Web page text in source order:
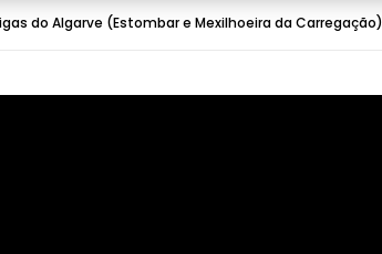
do Algarve (Estombar e Mexilhoeira da Carregação)